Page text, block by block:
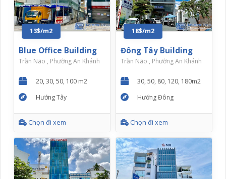
13$/m2
Blue Office Building
Trần Não , Phường An Khánh
20, 30, 50, 100 m2
Hướng Tây
Chọn đi xem
18$/m2
Đông Tây Building
Trần Não , Phường An Khánh
30, 50, 80, 120, 180m2
Hướng Đông
Chọn đi xem